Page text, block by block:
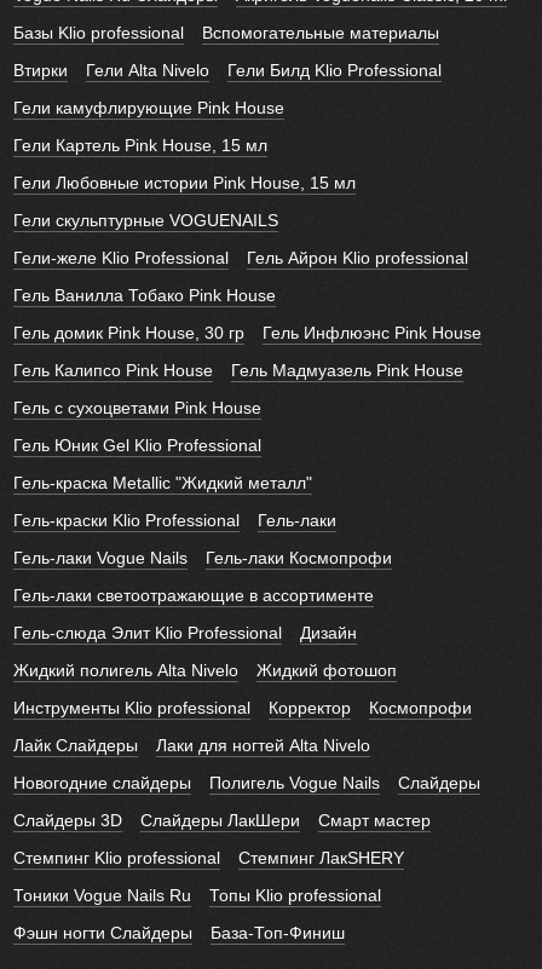
Базы Klio professional
Вспомогательные материалы
Втирки
Гели Alta Nivelo
Гели Билд Klio Professional
Гели камуфлирующие Pink House
Гели Картель Pink House, 15 мл
Гели Любовные истории Pink House, 15 мл
Гели скульптурные VOGUENAILS
Гели-желе Klio Professional
Гель Айрон Klio professional
Гель Ванилла Тобако Pink House
Гель домик Pink House, 30 гр
Гель Инфлюэнс Pink House
Гель Калипсо Pink House
Гель Мадмуазель Pink House
Гель с сухоцветами Pink House
Гель Юник Gel Klio Professional
Гель-краска Metallic "Жидкий металл"
Гель-краски Klio Professional
Гель-лаки
Гель-лаки Vogue Nails
Гель-лаки Космопрофи
Гель-лаки светоотражающие в ассортименте
Гель-слюда Элит Klio Professional
Дизайн
Жидкий полигель Alta Nivelo
Жидкий фотошоп
Инструменты Klio professional
Корректор
Космопрофи
Лайк Слайдеры
Лаки для ногтей Alta Nivelo
Новогодние слайдеры
Полигель Vogue Nails
Слайдеры
Слайдеры 3D
Слайдеры ЛакШери
Смарт мастер
Стемпинг Klio professional
Стемпинг ЛакSHERY
Тоники Vogue Nails Ru
Топы Klio professional
Фэшн ногти Слайдеры
База-Топ-Финиш